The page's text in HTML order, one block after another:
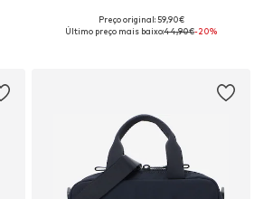
Tamanhos disponíveis: One Size
Preço original: 59,90€
Último preço mais baixo:44,90€-20%